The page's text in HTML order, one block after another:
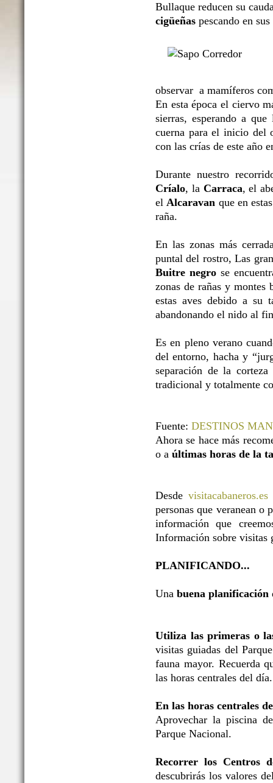
Bullaque reducen su
cigüeñas pescando en
observar a mamíferos
En esta época el ciervo
sierras, esperando a
cuerna para el inicio del
con las crías de este año
Durante nuestro
Críalo, la Carraca, el
elAlcaravan que en
raña.
En las zonas más
puntal del rostro, Las
Buitre negrose
zonas de rañas y
estas aves debido a su
abandonando el nido al
Es en pleno verano
del entorno, hacha y
separación de la
tradicional y totalmente
Fuente: DESTINOS
Ahora se hace más
o a últimas horas de la
Desdevisitacabaneros.es
personas que veranean o
información que
Información sobre visitas
PLANIFICANDO...
Una buena planificación
Utiliza las primeras o
visitas guiadas del
fauna mayor. Recuerda
las horas centrales del día.
En las horas centrales
Aprovechar la piscina
Parque Nacional.
Recorrer los Centros
descubrirás los valores